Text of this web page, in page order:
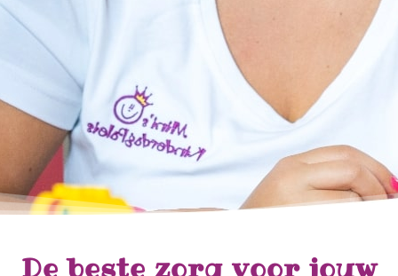
De beste zorg voor jouw